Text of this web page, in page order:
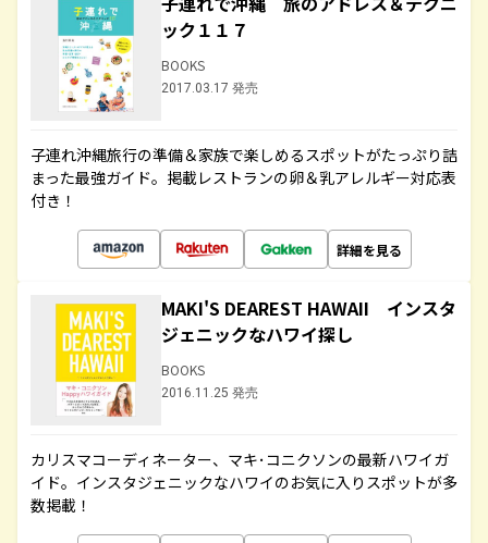
ック１１７
BOOKS
2017.03.17 発売
子連れ沖縄旅行の準備＆家族で楽しめるスポットがたっぷり詰
まった最強ガイド。掲載レストランの卵＆乳アレルギー対応表
付き！
詳細を見る
MAKI'S DEAREST HAWAII インスタ
ジェニックなハワイ探し
BOOKS
2016.11.25 発売
カリスマコーディネーター、マキ･コニクソンの最新ハワイガ
イド。インスタジェニックなハワイのお気に入りスポットが多
数掲載！